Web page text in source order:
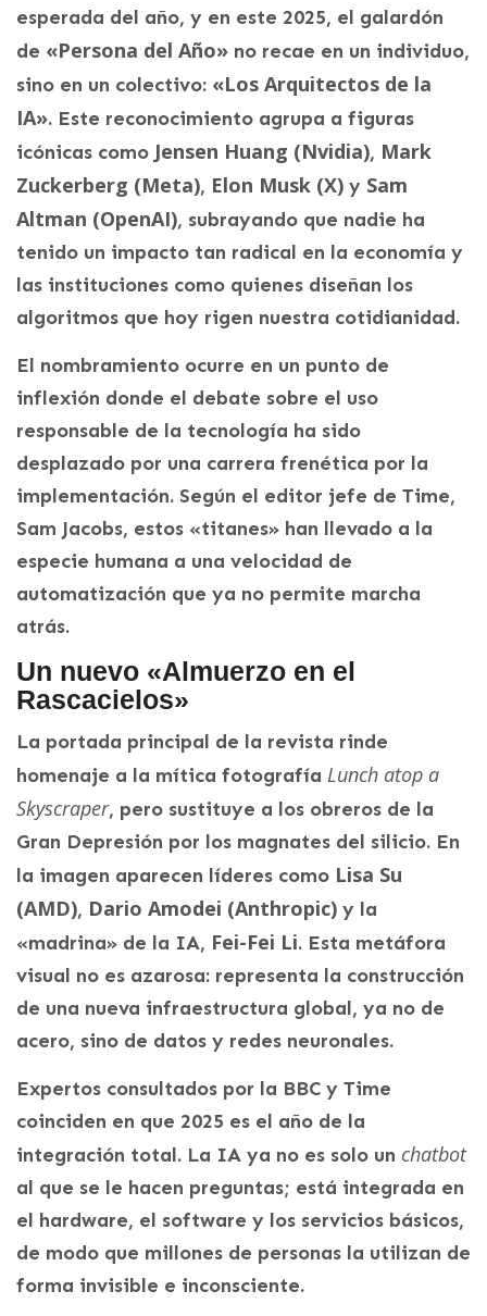
esperada del año, y en este 2025, el galardón
de «Persona del Año» no recae en un individuo,
sino en un colectivo: «Los Arquitectos de la
IA». Este reconocimiento agrupa a figuras
icónicas como Jensen Huang (Nvidia), Mark
Zuckerberg (Meta), Elon Musk (X) y Sam
Altman (OpenAI), subrayando que nadie ha
tenido un impacto tan radical en la economía y
las instituciones como quienes diseñan los
algoritmos que hoy rigen nuestra cotidianidad.
El nombramiento ocurre en un punto de
inflexión donde el debate sobre el uso
responsable de la tecnología ha sido
desplazado por una carrera frenética por la
implementación. Según el editor jefe de Time,
Sam Jacobs, estos «titanes» han llevado a la
especie humana a una velocidad de
automatización que ya no permite marcha
atrás.
Un nuevo «Almuerzo en el
Rascacielos»
La portada principal de la revista rinde
homenaje a la mítica fotografía Lunch atop a
Skyscraper, pero sustituye a los obreros de la
Gran Depresión por los magnates del silicio. En
la imagen aparecen líderes como Lisa Su
(AMD), Dario Amodei (Anthropic) y la
«madrina» de la IA, Fei-Fei Li. Esta metáfora
visual no es azarosa: representa la construcción
de una nueva infraestructura global, ya no de
acero, sino de datos y redes neuronales.
Expertos consultados por la BBC y Time
coinciden en que 2025 es el año de la
integración total. La IA ya no es solo un chatbot
al que se le hacen preguntas; está integrada en
el hardware, el software y los servicios básicos,
de modo que millones de personas la utilizan de
forma invisible e inconsciente.